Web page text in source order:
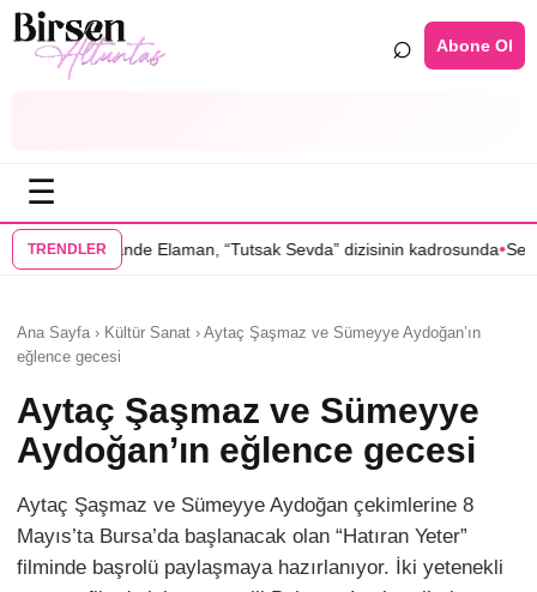
⌕ Abone Ol
☰
TRENDLER
“Tutsak Sevda” dizisinin kadrosunda•Serenay Sarıkaya’lı
Ana Sayfa › Kültür Sanat › Aytaç Şaşmaz ve Sümeyye Aydoğan’ın
eğlence gecesi
Aytaç Şaşmaz ve Sümeyye
Aydoğan’ın eğlence gecesi
Aytaç Şaşmaz ve Sümeyye Aydoğan çekimlerine 8
Mayıs’ta Bursa’da başlanacak olan “Hatıran Yeter”
filminde başrolü paylaşmaya hazırlanıyor. İki yetenekli